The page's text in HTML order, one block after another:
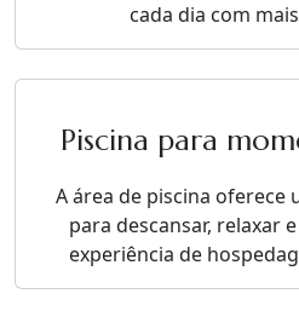
cada dia com
Piscina para
A área de piscina oferece
para descansar, relaxar
experiência de